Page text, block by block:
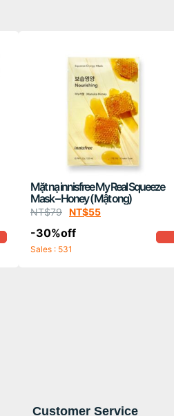
Mặt nạ innisfree My Real Squeeze
Mask – Honey ( Mật ong)
NT$79 NT$55
-30%off
Sales : 531
Customer Service